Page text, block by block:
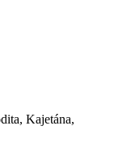
Kajetána,